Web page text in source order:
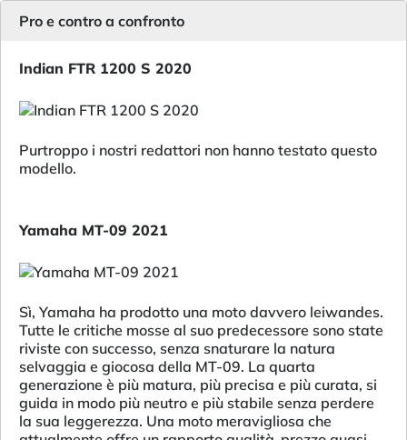
Pro e contro a confronto
Indian FTR 1200 S 2020
Purtroppo i nostri redattori non hanno testato questo
modello.
Yamaha MT-09 2021
Sì, Yamaha ha prodotto una moto davvero leiwandes.
Tutte le critiche mosse al suo predecessore sono state
riviste con successo, senza snaturare la natura
selvaggia e giocosa della MT-09. La quarta
generazione è più matura, più precisa e più curata, si
guida in modo più neutro e più stabile senza perdere
la sua leggerezza. Una moto meravigliosa che